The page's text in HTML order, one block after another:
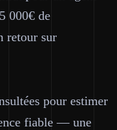
000€ de
retour sur
pour estimer
fiable — une